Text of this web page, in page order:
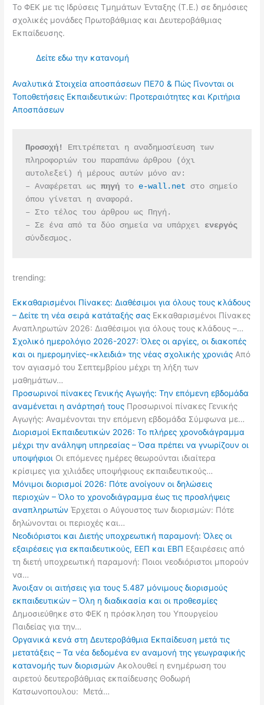
Το ΦΕΚ με τις Ιδρύσεις Τμημάτων Ένταξης (Τ.Ε.) σε δημόσιες
σχολικές μονάδες Πρωτοβάθμιας και Δευτεροβάθμιας
Εκπαίδευσης.
Δείτε εδω την κατανομή
Αναλυτικά Στοιχεία αποσπάσεων ΠΕ70 & Πώς Γίνονται οι
Τοποθετήσεις Εκπαιδευτικών: Προτεραιότητες και Κριτήρια
Αποσπάσεων
Προσοχή!
Επιτρέπεται η αναδημοσίευση των
πληροφοριών του παραπάνω άρθρου (όχι
αυτολεξεί) ή μέρους αυτών μόνο αν:
– Αναφέρεται ως πηγή το e-wall.net στο σημείο
όπου γίνεται η αναφορά.
– Στο τέλος του άρθρου ως Πηγή.
– Σε ένα από τα δύο σημεία να υπάρχει
ενεργός
σύνδεσμος.
trending:
Εκκαθαρισμένοι Πίνακες: Διαθέσιμοι για όλους τους κλάδους
– Δείτε τη νέα σειρά κατάταξής σας Εκκαθαρισμένοι Πίνακες
Αναπληρωτών 2026: Διαθέσιμοι για όλους τους κλάδους –…
Σχολικό ημερολόγιο 2026-2027: Όλες οι αργίες, οι διακοπές
και οι ημερομηνίες-«κλειδιά» της νέας σχολικής χρονιάς Από
τον αγιασμό του Σεπτεμβρίου μέχρι τη λήξη των
μαθημάτων…
Προσωρινοί πίνακες Γενικής Αγωγής: Την επόμενη εβδομάδα
αναμένεται η ανάρτησή τους Προσωρινοί πίνακες Γενικής
Αγωγής: Αναμένονται την επόμενη εβδομάδα Σύμφωνα με…
Διορισμοί Εκπαιδευτικών 2026: Το πλήρες χρονοδιάγραμμα
μέχρι την ανάληψη υπηρεσίας – Όσα πρέπει να γνωρίζουν οι
υποψήφιοι Οι επόμενες ημέρες θεωρούνται ιδιαίτερα
κρίσιμες για χιλιάδες υποψήφιους εκπαιδευτικούς…
Μόνιμοι διορισμοί 2026: Πότε ανοίγουν οι δηλώσεις
περιοχών – Όλο το χρονοδιάγραμμα έως τις προσλήψεις
αναπληρωτών Έρχεται ο Αύγουστος των διορισμών: Πότε
δηλώνονται οι περιοχές και…
Νεοδιόριστοι και Διετής υποχρεωτική παραμονή: Όλες οι
εξαιρέσεις για εκπαιδευτικούς, ΕΕΠ και ΕΒΠ Εξαιρέσεις από
τη διετή υποχρεωτική παραμονή: Ποιοι νεοδιόριστοι μπορούν
να…
Άνοιξαν οι αιτήσεις για τους 5.487 μόνιμους διορισμούς
εκπαιδευτικών – Όλη η διαδικασία και οι προθεσμίες
Δημοσιεύθηκε στο ΦΕΚ η πρόσκληση του Υπουργείου
Παιδείας για την…
Οργανικά κενά στη Δευτεροβάθμια Εκπαίδευση μετά τις
μετατάξεις – Τα νέα δεδομένα εν αναμονή της γεωγραφικής
κατανομής των διορισμών Ακολουθεί η ενημέρωση του
αιρετού δευτεροβάθμιας εκπαίδευσης Θοδωρή
Κατσωνοπουλου: Μετά…